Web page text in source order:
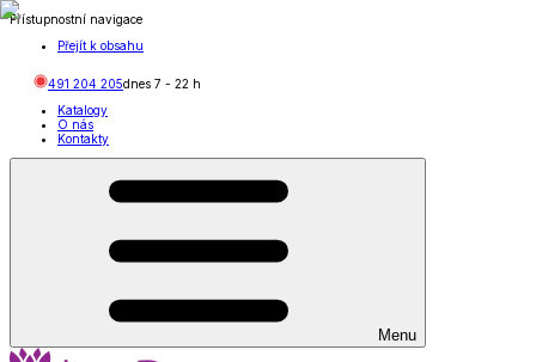
Přístupnostní navigace
Přejít k obsahu
491 204 205dnes 7 - 22 h
Katalogy
O nás
Kontakty
Menu